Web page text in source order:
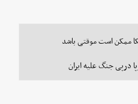
ممکن است موقتی باشد